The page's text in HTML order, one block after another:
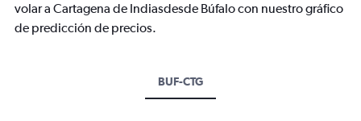
volar a Cartagena de Indiasdesde Búfalo con nuestro gráfico
de predicción de precios.
BUF-CTG